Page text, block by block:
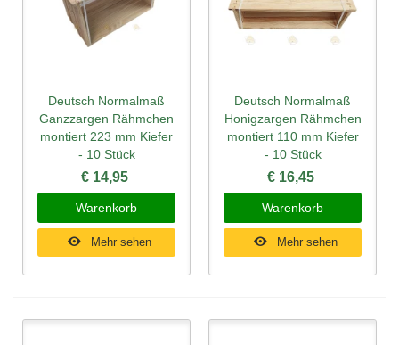
Deutsch Normalmaß
Ganzzargen Rähmchen
montiert 223 mm Kiefer
- 10 Stück
€ 14,95
Warenkorb
Mehr sehen
Deutsch Normalmaß
Honigzargen Rähmchen
montiert 110 mm Kiefer
- 10 Stück
€ 16,45
Warenkorb
Mehr sehen